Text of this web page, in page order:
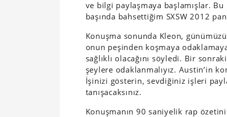
ve bilgi paylaşmaya başlamışlar. Bu
başında bahsettiğim SXSW 2012
Konuşma sonunda Kleon,
onun peşinden koşmaya odaklamaya
sağlıklı olacağını söyledi. Bir
şeylere odaklanmalıyız. Austin’in
İşinizi gösterin, sevdiğiniz işleri
tanışacaksınız.
Konuşmanın 90 saniyelik rap